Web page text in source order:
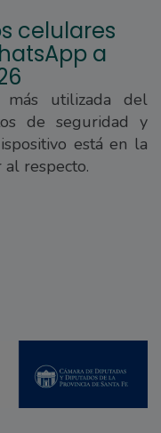
celulares
a
más utilizada del
de seguridad y
está en la
respecto.